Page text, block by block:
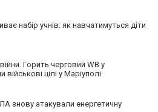
набір учнів: як навчатимуться діти
Горить черговий WB у
цілі у Маріуполі
знову атакували енергетичну